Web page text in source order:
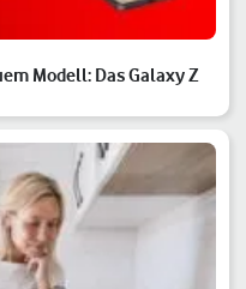
Modell: Das Galaxy Z